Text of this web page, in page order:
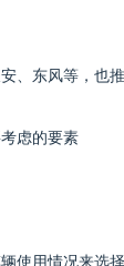
东风等，也
虑的要素
使用情况来选